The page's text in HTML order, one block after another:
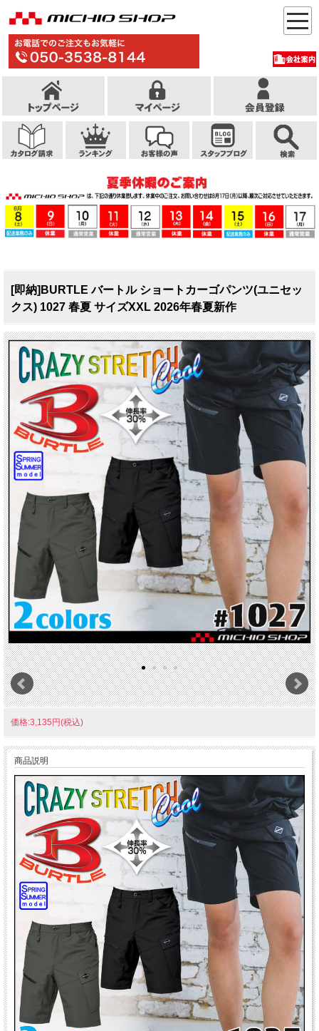
[即納]BURTLE バートル ショートカーゴパンツ(ユニセッ
クス) 1027 春夏 サイズXXL 2026年春夏新作
価格:3,135円(税込)
商品説明